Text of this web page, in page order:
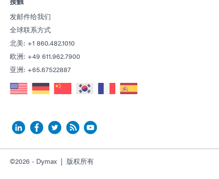
发邮件给我们
全球联系方式
北美: +1 860.482.1010
欧洲: +49 611.962.7900
亚洲: +65.67522887
©2026 - Dymax | 版权所有